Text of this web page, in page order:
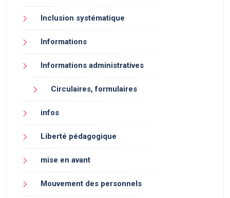
Inclusion systématique
Informations
Informations administratives
Circulaires, formulaires
infos
Liberté pédagogique
mise en avant
Mouvement des personnels